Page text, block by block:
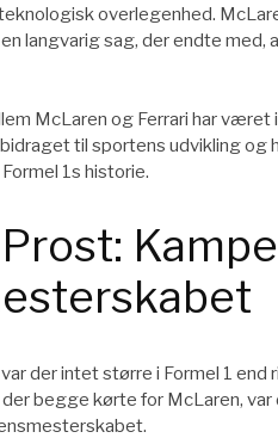
overlegenhed.
langvarig sag, der endte med,
McLaren og Ferrari har
til sportens udvikling og
1s historie.
der intet større i Formel 1
begge kørte for McLaren,